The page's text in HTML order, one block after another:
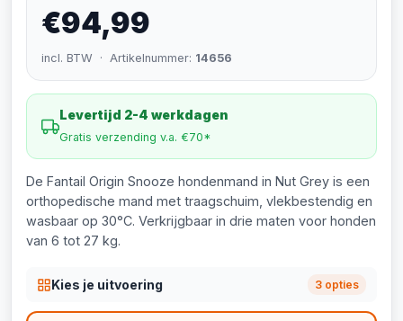
€94,99
incl. BTW · Artikelnummer: 14656
Levertijd 2-4 werkdagen
Gratis verzending v.a. €70*
De Fantail Origin Snooze hondenmand in Nut Grey is een
orthopedische mand met traagschuim, vlekbestendig en
wasbaar op 30°C. Verkrijgbaar in drie maten voor honden
van 6 tot 27 kg.
Kies je uitvoering 3 opties